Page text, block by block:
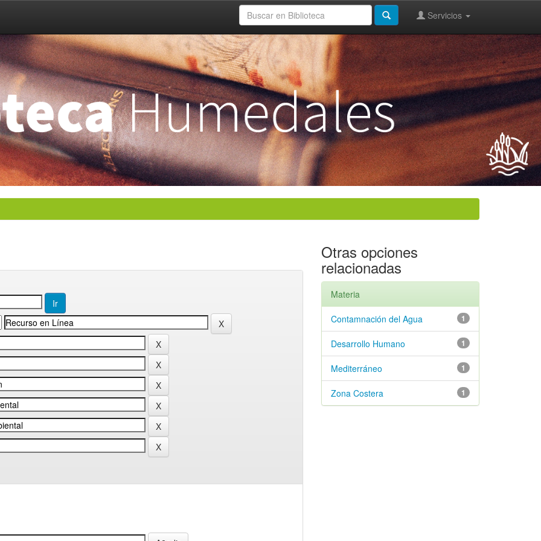
Servicios
Otras opciones
relacionadas
Materia
1
Contamnación del Agua
1
Desarrollo Humano
1
Mediterráneo
1
Zona Costera